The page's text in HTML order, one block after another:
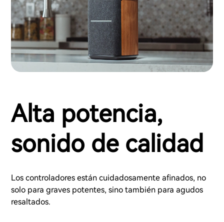
Alta potencia,
sonido de calidad
Los controladores están cuidadosamente afinados, no
solo para graves potentes, sino también para agudos
resaltados.